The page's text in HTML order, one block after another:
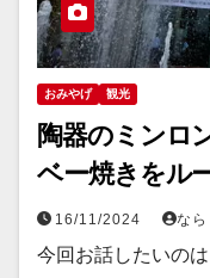
おみやげ 観光
陶器のミンロ
ベー焼きをル
16/11/2024 なら
今回お話したいの